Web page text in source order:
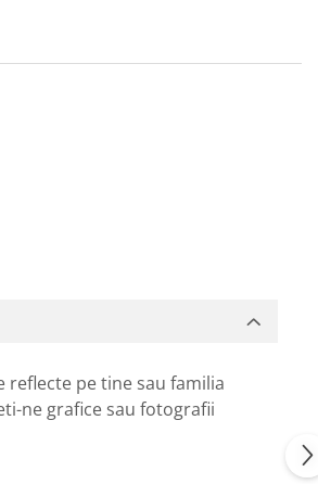
reflecte pe tine sau familia
ne grafice sau fotografii